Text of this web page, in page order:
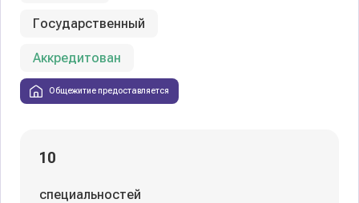
Государственный
Аккредитован
Общежитие предоставляется
10
специальностей